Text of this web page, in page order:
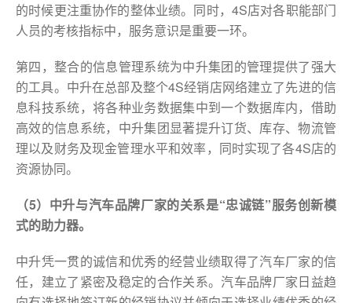
的时候更注重协作的整体业绩。同时，4S店对各职能部门
人员的考核指标中，服务意识是重要一环。
第四，整合的信息管理系统为中升集团的管理提供了强大
的工具。中升在总部及整个4S经销店网络建立了先进的信
息科技系统，将各种业务数据集中到一个数据库内，借助
高效的信息系统，中升集团显著提升订货、库存、物流管
理以及财务及现金管理水平和效率，同时实现了各4S店的
资源协同。
（5）中升与汽车品牌厂家的关系是“忠诚链”服务创新模
式的助力器。
中升凭一贯的诚信和优秀的经营业绩取得了汽车厂家的信
任，建立了紧密及稳定的合作关系。汽车品牌厂家日益趋